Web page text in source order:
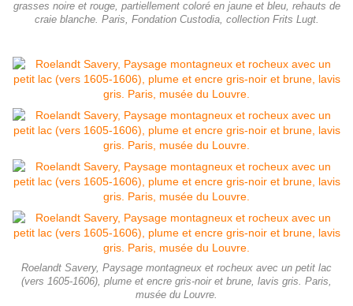
grasses noire et rouge, partiellement coloré en jaune et bleu, rehauts de
craie blanche. Paris, Fondation Custodia, collection Frits Lugt.
Roelandt Savery, Paysage montagneux et rocheux avec un petit lac
(vers 1605-1606), plume et encre gris-noir et brune, lavis gris. Paris,
musée du Louvre.